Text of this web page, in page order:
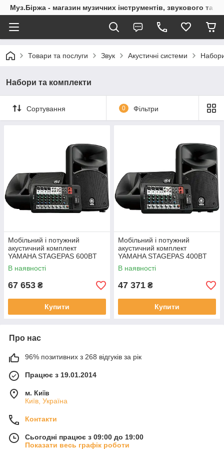
Муз.Біржа - магазин музичних інструментів, звукового та
Товари та послуги Звук Акустичні системи
Набори та комплекти
Сортування 0 Фільтри
Мобільний і потужний
акустичний комплект
YAMAHA STAGEPAS 600BT
В наявності
67 653 ₴
Купити
Мобільний і потужний
акустичний комплект
YAMAHA STAGEPAS 400BT
В наявності
47 371 ₴
Купити
Про нас
96% позитивних з 268 відгуків за рік
Працює з 19.01.2014
м. Київ
Київ, Україна
Контакти
Сьогодні працює з 09:00 до 19:00
Показати весь графік роботи